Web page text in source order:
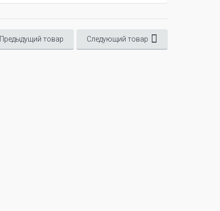
Предыдущий товар Следующий товар